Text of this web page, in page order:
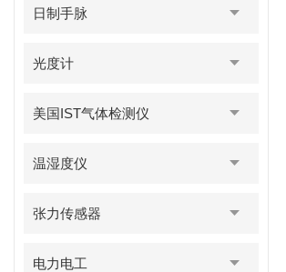
日制手脉
光度计
美国IST气体检测仪
温湿度仪
张力传感器
电力电工